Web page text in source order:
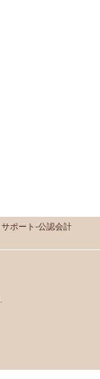
ポート-公認会計